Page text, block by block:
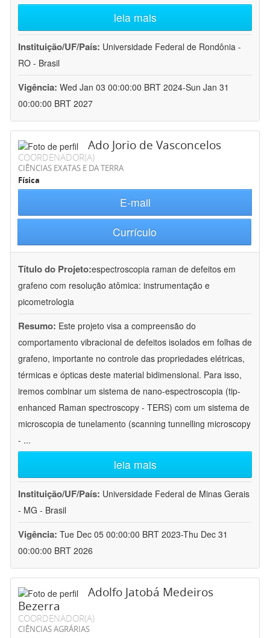
leia mais
Instituição/UF/País: Universidade Federal de Rondônia -
RO - Brasil
Vigência: Wed Jan 03 00:00:00 BRT 2024-Sun Jan 31
00:00:00 BRT 2027
Ado Jorio de Vasconcelos
COORDENADOR(A)
CIÊNCIAS EXATAS E DA TERRA
Física
E-mail
Currículo
Título do Projeto:espectroscopia raman de defeitos em
grafeno com resolução atômica: instrumentação e
picometrologia
Resumo: Este projeto visa a compreensão do
comportamento vibracional de defeitos isolados em folhas de
grafeno, importante no controle das propriedades elétricas,
térmicas e ópticas deste material bidimensional. Para isso,
iremos combinar um sistema de nano-espectroscopia (tip-
enhanced Raman spectroscopy - TERS) com um sistema de
microscopia de tunelamento (scanning tunnelling microscopy
- ...
leia mais
Instituição/UF/País: Universidade Federal de Minas Gerais
- MG - Brasil
Vigência: Tue Dec 05 00:00:00 BRT 2023-Thu Dec 31
00:00:00 BRT 2026
Adolfo Jatobá Medeiros
Bezerra
COORDENADOR(A)
CIÊNCIAS AGRÁRIAS